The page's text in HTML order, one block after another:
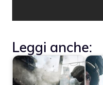
Leggi anche: